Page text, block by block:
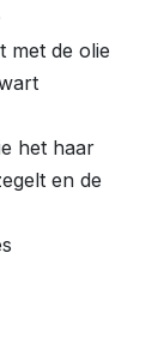
met de olie
het haar
en de